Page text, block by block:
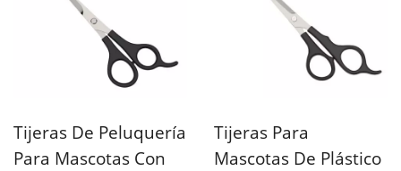
Tijeras De Peluquería
Para Mascotas Con
Tijeras Para
Mascotas De Plástico